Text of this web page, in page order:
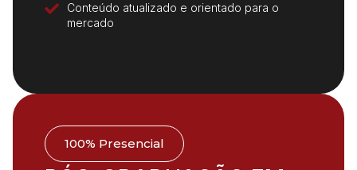
Conteúdo atualizado e orientado para o
mercado
100% Presencial